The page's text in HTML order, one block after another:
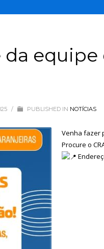
/ PUBLISHED IN NOTÍCIAS
Venha fazer
Procure o